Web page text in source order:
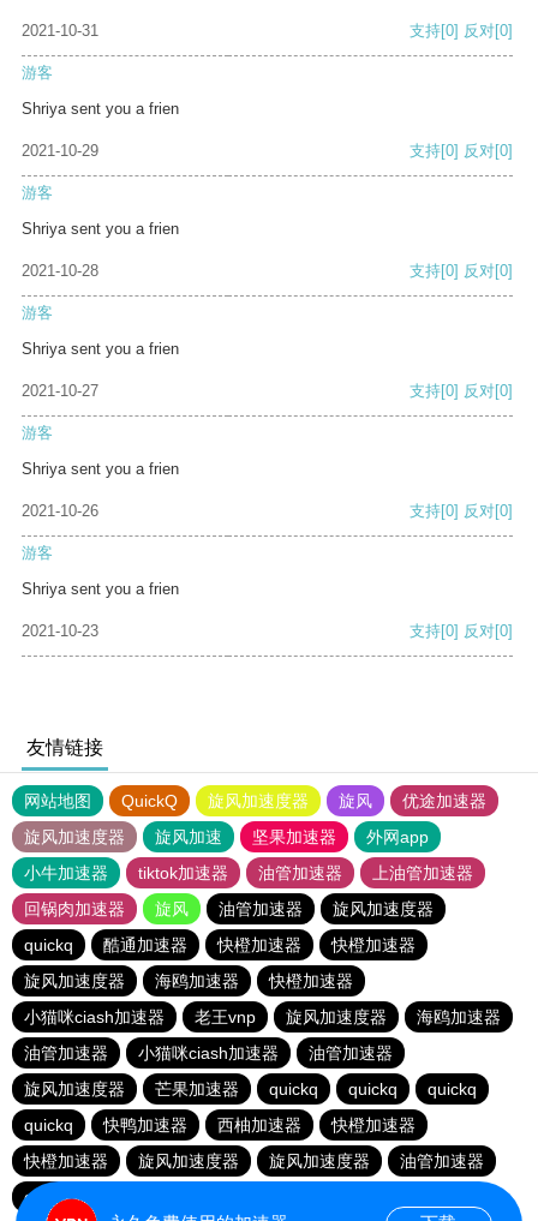
2021-10-31 支持[0] 反对[0]
游客
Shriya sent you a frien
2021-10-29 支持[0] 反对[0]
游客
Shriya sent you a frien
2021-10-28 支持[0] 反对[0]
游客
Shriya sent you a frien
2021-10-27 支持[0] 反对[0]
游客
Shriya sent you a frien
2021-10-26 支持[0] 反对[0]
游客
Shriya sent you a frien
2021-10-23 支持[0] 反对[0]
友情链接
网站地图 QuickQ 旋风加速度器 旋风
优途加速器
旋风加速度器
旋风加速 坚果加速器
外网app
小牛加速器
tiktok加速器 油管加速器
上油管加速器
回锅肉加速器
旋风 油管加速器
旋风加速度器
quickq
酷通加速器 快橙加速器
快橙加速器
旋风加速度器
海鸥加速器
快橙加速器
小猫咪ciash加速器
老王vnp 旋风加速度器
海鸥加速器
油管加速器
小猫咪ciash加速器
油管加速器
旋风加速度器
芒果加速器 quickq quickq
quickq
quickq
快鸭加速器 西柚加速器
快橙加速器
快橙加速器
旋风加速度器 旋风加速度器
油管加速器
quickq